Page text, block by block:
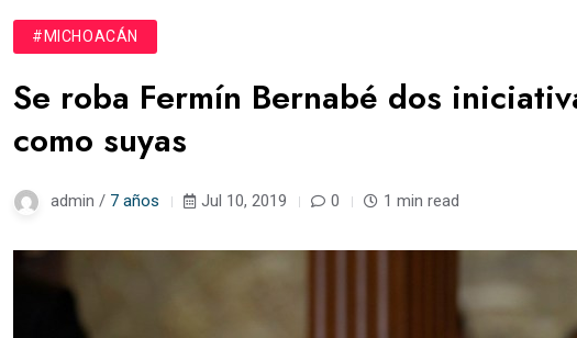
#MICHOACÁN
Se roba Fermín Bernabé dos
como suyas
admin / 7 años Jul 10, 2019 0 1 min read